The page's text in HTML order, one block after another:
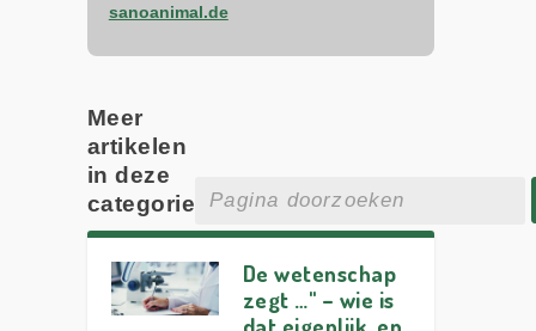
sanoanimal.de
Meer
artikelen
in deze
categorie
De wetenschap
zegt …" – wie is